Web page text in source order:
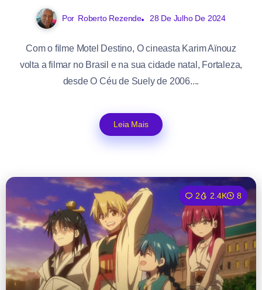
Por Roberto Rezende 28 De Julho De 2024
Com o filme Motel Destino, O cineasta Karim Aïnouz
volta a filmar no Brasil e na sua cidade natal, Fortaleza,
desde O Céu de Suely de 2006....
Leia Mais
2 2.4K 8